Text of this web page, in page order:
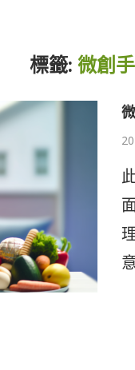
標籤: 微創